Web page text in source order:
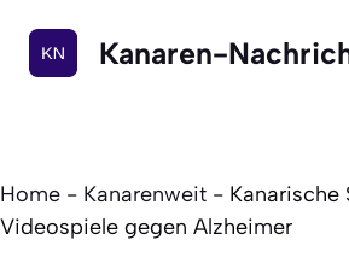
Inhalt
springen
Kanaren-
Home - Kanarenweit - Kanarische
Videospiele gegen Alzheimer